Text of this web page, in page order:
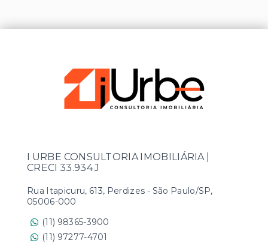
I URBE CONSULTORIA IMOBILIÁRIA |
CRECI 33.934 J
Rua Itapicuru, 613, Perdizes - São Paulo/SP,
05006-000
(11) 98365-3900
(11) 97277-4701